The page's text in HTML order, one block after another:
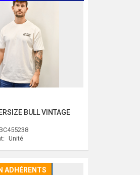
BULL VINTAGE
Unité
ADHÉRENTS